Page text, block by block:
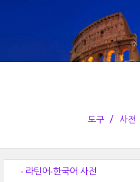
도구 사전
- 라틴어-한국어 사전